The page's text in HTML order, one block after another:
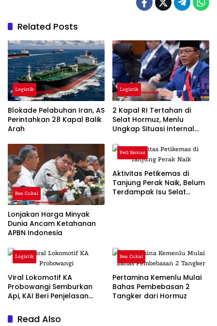
Related Posts
Logistik
Blokade Pelabuhan Iran, AS
Perintahkan 28 Kapal Balik
Arah
Logistik
2 Kapal RI Tertahan di
Selat Hormuz, Menlu
Ungkap Situasi Internal
Bea Cukai
Lonjakan Harga Minyak
Dunia Ancam Ketahanan
APBN Indonesia
Peti Kemas
Aktivitas Petikemas di
Tanjung Perak Naik, Belum
Terdampak Isu Selat
Logistik
Viral Lokomotif KA
Probowangi Semburkan
Api, KAI Beri Penjelasan
Bea Cukai
Pertamina Kemenlu Mulai
Bahas Pembebasan 2
Tangker dari Hormuz
Read Also